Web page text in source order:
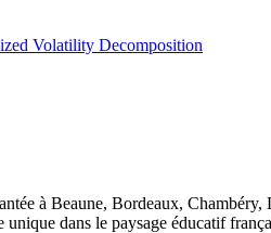
Volatility Decomposition
à Beaune, Bordeaux,
dans le paysage éducatif